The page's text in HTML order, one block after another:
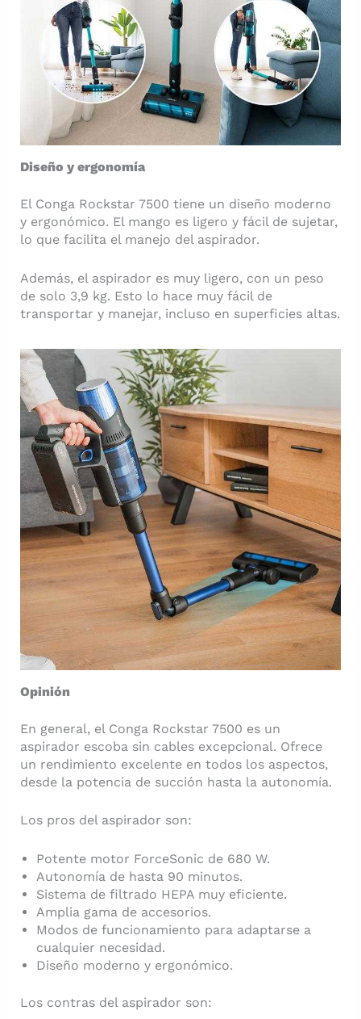
Diseño y ergonomía
El Conga Rockstar 7500 tiene un diseño moderno
y ergonómico. El mango es ligero y fácil de sujetar,
lo que facilita el manejo del aspirador.
Además, el aspirador es muy ligero, con un peso
de solo 3,9 kg. Esto lo hace muy fácil de
transportar y manejar, incluso en superficies altas.
Opinión
En general, el Conga Rockstar 7500 es un
aspirador escoba sin cables excepcional. Ofrece
un rendimiento excelente en todos los aspectos,
desde la potencia de succión hasta la autonomía.
Los pros del aspirador son:
Potente motor ForceSonic de 680 W.
Autonomía de hasta 90 minutos.
Sistema de filtrado HEPA muy eficiente.
Amplia gama de accesorios.
Modos de funcionamiento para adaptarse a
cualquier necesidad.
Diseño moderno y ergonómico.
Los contras del aspirador son: